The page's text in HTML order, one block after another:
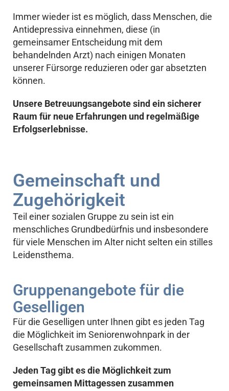
Immer wieder ist es möglich, dass Menschen, die
Antidepressiva einnehmen, diese (in
gemeinsamer Entscheidung mit dem
behandelnden Arzt) nach einigen Monaten
unserer Fürsorge reduzieren oder gar absetzten
können.
Unsere Betreuungsangebote sind ein sicherer
Raum für neue Erfahrungen und regelmäßige
Erfolgserlebnisse.
Gemeinschaft und
Zugehörigkeit
Teil einer sozialen Gruppe zu sein ist ein
menschliches Grundbedürfnis und insbesondere
für viele Menschen im Alter nicht selten ein stilles
Leidensthema.
Gruppenangebote für die
Geselligen
Für die Geselligen unter Ihnen gibt es jeden Tag
die Möglichkeit im Seniorenwohnpark in der
Gesellschaft zusammen zukommen.
Jeden Tag gibt es die Möglichkeit zum
gemeinsamen Mittagessen zusammen